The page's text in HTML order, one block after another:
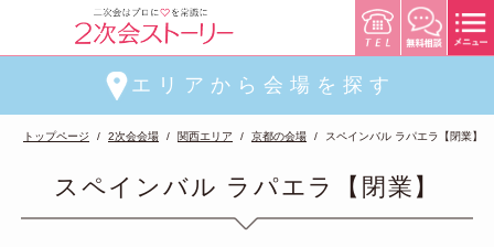
エリアから会場を探す
トップページ 2次会会場 関西エリア 京都の会場 スペインバル ラパエラ【閉業】
スペインバル ラパエラ【閉業】